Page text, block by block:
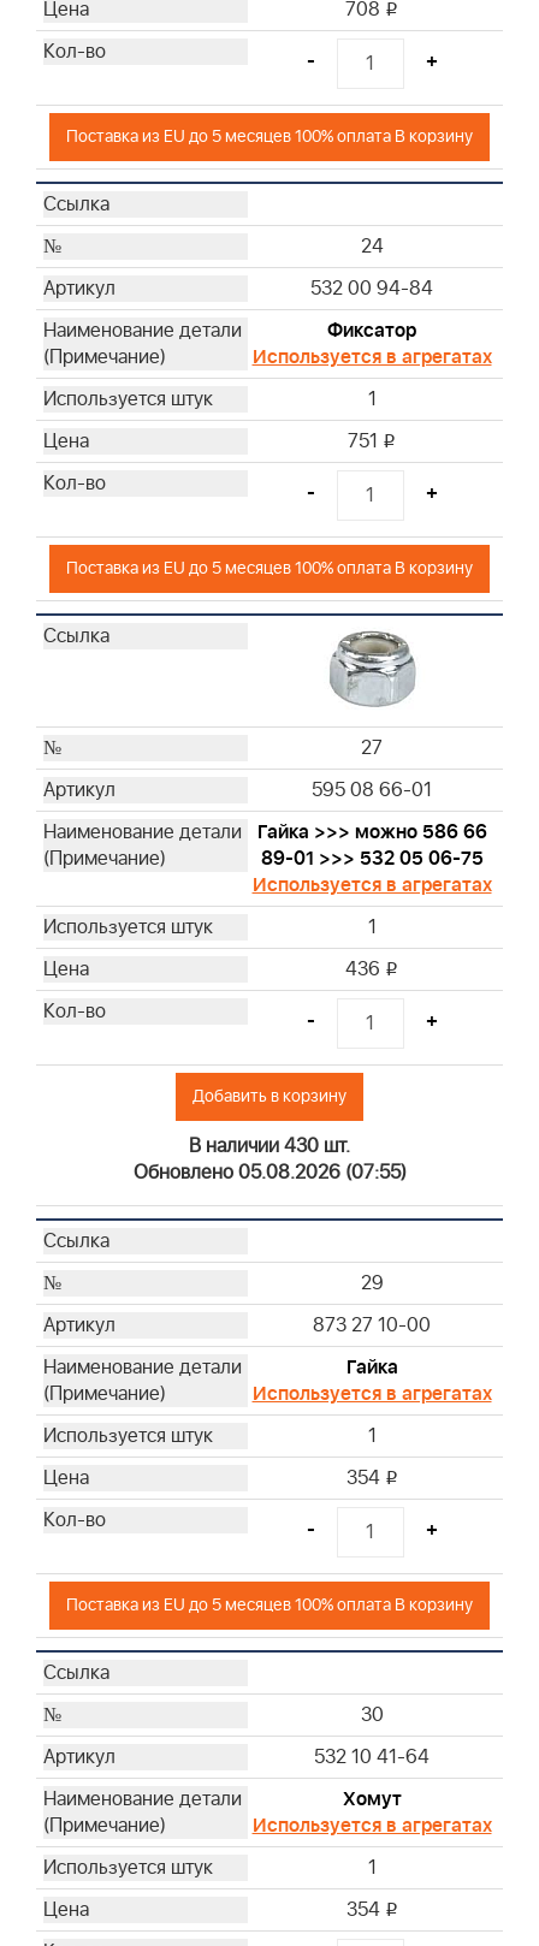
708 i
- +
Поставка из EU до 5 месяцев 100% оплата В корзину
24
532 00 94-84
Фиксатор
Используется в агрегатах
1
751 i
- +
Поставка из EU до 5 месяцев 100% оплата В корзину
27
595 08 66-01
Гайка >>> можно 586 66
89-01 >>> 532 05 06-75
Используется в агрегатах
1
436 i
- +
Добавить в корзину
В наличии 430 шт.
Обновлено 05.08.2026 (07:55)
29
873 27 10-00
Гайка
Используется в агрегатах
1
354 i
- +
Поставка из EU до 5 месяцев 100% оплата В корзину
30
532 10 41-64
Хомут
Используется в агрегатах
1
354 i